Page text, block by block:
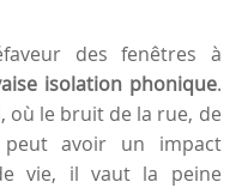
des fenêtres à
isolation phonique.
où le bruit de la rue, de
avoir un impact
vie, il vaut la peine